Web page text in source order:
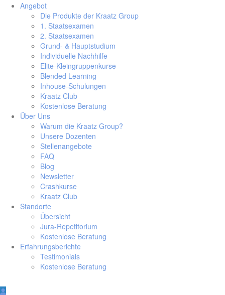
Angebot
Die Produkte der Kraatz Group
1. Staatsexamen
2. Staatsexamen
Grund- & Hauptstudium
Individuelle Nachhilfe
Elite-Kleingruppenkurse
Blended Learning
Inhouse-Schulungen
Kraatz Club
Kostenlose Beratung
Über Uns
Warum die Kraatz Group?
Unsere Dozenten
Stellenangebote
FAQ
Blog
Newsletter
Crashkurse
Kraatz Club
Standorte
Übersicht
Jura-Repetitorium
Kostenlose Beratung
Erfahrungsberichte
Testimonials
Kostenlose Beratung